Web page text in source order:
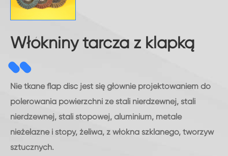
Włókniny tarcza z klapką
Nie tkane flap disc jest się głównie projektowaniem do
polerowania powierzchni ze stali nierdzewnej, stali
nierdzewnej, stali stopowej, aluminium, metale
nieżelazne i stopy, żeliwa, z włókna szklanego, tworzyw
sztucznych.